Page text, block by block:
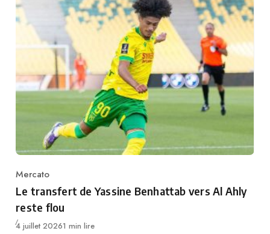
Category
Mercato
Le transfert de Yassine Benhattab vers Al Ahly
reste flou
Publié
4 juillet 20261 min lire